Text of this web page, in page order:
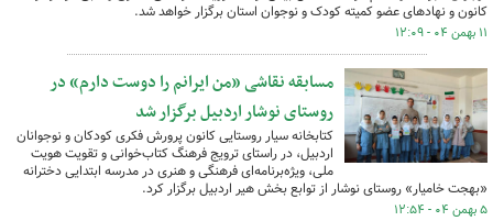
کانون و نهادهای عضو کمیته کودک و نوجوان استان برگزار خواهد شد.
۱۱ بهمن ۰۴ - ۱۲:۰۹
مسابقه نقاشی «من ایرانم را دوست دارم» در
روستای نوشار اردبیل برگزار شد
کتابخانه سیار روستایی کانون پرورش فکری کودکان و نوجوانان
اردبیل، در راستای ترویج فرهنگ کتاب‌خوانی و تقویت هویت
ملی، ویژه‌برنامه‌ای فرهنگی و هنری در مدرسه ابتدایی دخترانه
«بهجت خامیار» روستای نوشار از توابع بخش هیر اردبیل برگزار کرد.
۵ بهمن ۰۴ - ۱۲:۵۴